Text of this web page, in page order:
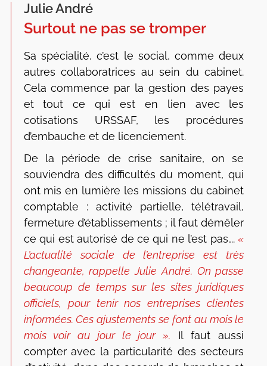
Julie André
Surtout ne pas se tromper
Sa spécialité, c’est le social, comme deux
autres collaboratrices au sein du cabinet.
Cela commence par la gestion des payes
et tout ce qui est en lien avec les
cotisations URSSAF, les procédures
d’embauche et de licenciement.
De la période de crise sanitaire, on se
souviendra des difficultés du moment, qui
ont mis en lumière les missions du cabinet
comptable : activité partielle, télétravail,
fermeture d’établissements ; il faut démêler
ce qui est autorisé de ce qui ne l’est pas….«
L’actualité sociale de l’entreprise est très
changeante, rappelle Julie André. On passe
beaucoup de temps sur les sites juridiques
officiels, pour tenir nos entreprises clientes
informées. Ces ajustements se font au mois le
mois voir au jour le jour ». Il faut aussi
compter avec la particularité des secteurs